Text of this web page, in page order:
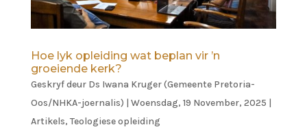
Hoe lyk opleiding wat beplan vir ’n
groeiende kerk?
Geskryf deur Ds Iwana Kruger (Gemeente Pretoria-
Oos/NHKA-joernalis) | Woensdag, 19 November, 2025 |
Artikels, Teologiese opleiding